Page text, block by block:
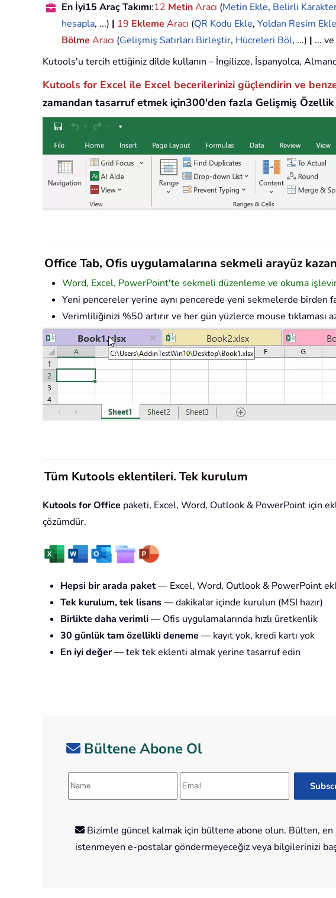
En İyi15 Araç Takımı:12 MetinAracı (Metin Ekle, Belirli
hesapla, ...) | 19 Ekleme Aracı (QR Kodu Ekle, Yoldan Resim Ekle
Bölme Aracı (Gelişmiş Satırları Birleştir, Hücreleri Böl, ...) | ... ve
Kutools'u tercih ettiğiniz dilde kullanın – İngilizce, İspanyolca,
Kutools for Excel ile Excel becerilerinizi güçlendirin ve
zamandan tasarruf etmek için300'den fazla Gelişmiş Özellik
Office Tab, Ofis uygulamalarına sekmeli arayüz
Word, Excel, PowerPoint'te sekmeli düzenleme ve okuma
Yeni pencereler yerine aynı pencerede yeni sekmelerde birden
Verimliliğinizi %50 artırır ve her gün yüzlerce mouse tıklaması
Tüm Kutools eklentileri. Tek kurulum
Kutools for Office paketi, Excel, Word, Outlook & PowerPoint için
çözümdür.
Hepsi bir arada paket— Excel, Word, Outlook & PowerPoint
Tek kurulum, tek lisans— dakikalar içinde kurulun (MSI hazır)
Birlikte daha verimli — Ofis uygulamalarında hızlı üretkenlik
30 günlük tam özellikli deneme — kayıt yok, kredi kartı yok
En iyi değer— tek tek eklenti almak yerine tasarruf edin
Bültene Abone Ol
Bizimle güncel kalmak için bültene abone olun. Bülten, en
istenmeyen e-postalar göndermeyeceğiz veya bilgilerinizi